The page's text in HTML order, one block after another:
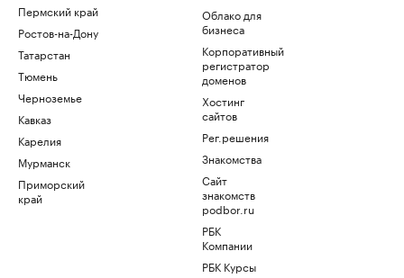
Пермский край
Ростов-на-Дону
Татарстан
Тюмень
Черноземье
Кавказ
Карелия
Мурманск
Приморский
край
Облако для
бизнеса
Корпоративный
регистратор
доменов
Хостинг
сайтов
Рег.решения
Знакомства
Сайт
знакомств
podbor.ru
РБК
Компании
РБК Курсы